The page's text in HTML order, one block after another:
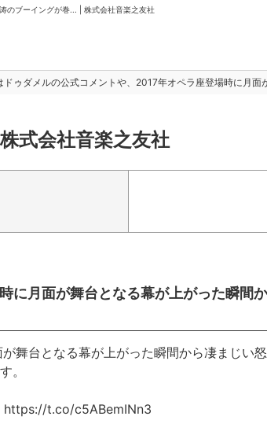
のブーイングが巻... | 株式会社音楽之友社
ドゥダメルの公式コメントや、2017年オペラ座登場時に月
株式会社音楽之友社
に月面が舞台となる幕が上がった瞬間
舞台となる幕が上がった瞬間から凄まじい
。
https://t.co/c5ABemINn3